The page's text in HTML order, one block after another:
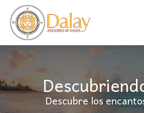
Descubre los